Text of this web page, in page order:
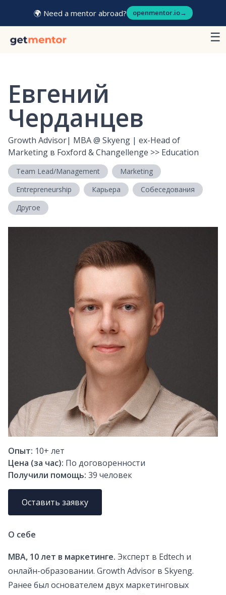
🌍 Need a mentor abroad? openmentor.io→
☰
Евгений
Черданцев
Growth Advisor| MBA@ Skyeng | ex-Head of
Marketing в Foxford & Changellenge >> Education
Team Lead/Management
Marketing
Entrepreneurship
Карьера
Собеседования
Другое
Опыт: 10+ лет
Цена (за час): По договоренности
Получили помощь: 39 человек
Оставить заявку
О себе
MBA, 10 лет в маркетинге. Эксперт в Edtech и
онлайн-образовании. Growth Advisor в Skyeng.
Ранее был основателем двух маркетинговых